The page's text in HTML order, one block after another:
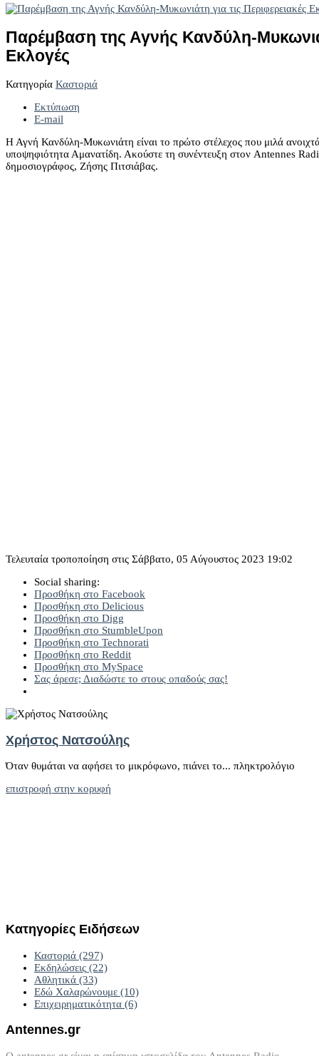
Παρέμβαση της Αγνής Κανδύλη-
Εκλογές
Κατηγορία Καστοριά
Εκτύπωση
E-mail
Η Αγνή Κανδύλη-Μυκωνιάτη είναι το πρώτο στέλεχος που μιλά
υποψηφιότητα Αμανατίδη. Ακούστε τη συνέντευξη στον Antennes
δημοσιογράφος, Ζήσης Πιτσιάβας.
Τελευταία τροποποίηση στις Σάββατο, 05 Αύγουστος 2023 19:02
Social sharing:
Προσθήκη στο Facebook
Προσθήκη στο Delicious
Προσθήκη στο Digg
Προσθήκη στο StumbleUpon
Προσθήκη στο Technorati
Προσθήκη στο Reddit
Προσθήκη στο MySpace
Σας άρεσε; Διαδώστε το στους οπαδούς σας!
Χρήστος Νατσούλης
Όταν θυμάται να αφήσει το μικρόφωνο, πιάνει το... πληκτρολόγιο
επιστροφή στην κορυφή
Κατηγορίες Ειδήσεων
Καστοριά (297)
Εκδηλώσεις (22)
Αθλητικά (33)
Εδώ Χαλαρώνουμε (10)
Επιχειρηματικότητα (6)
Antennes.gr